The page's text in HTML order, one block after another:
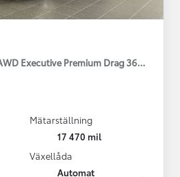
Executive Premium Drag 360-kamera
Mätarställning
17 470 mil
Växellåda
Automat